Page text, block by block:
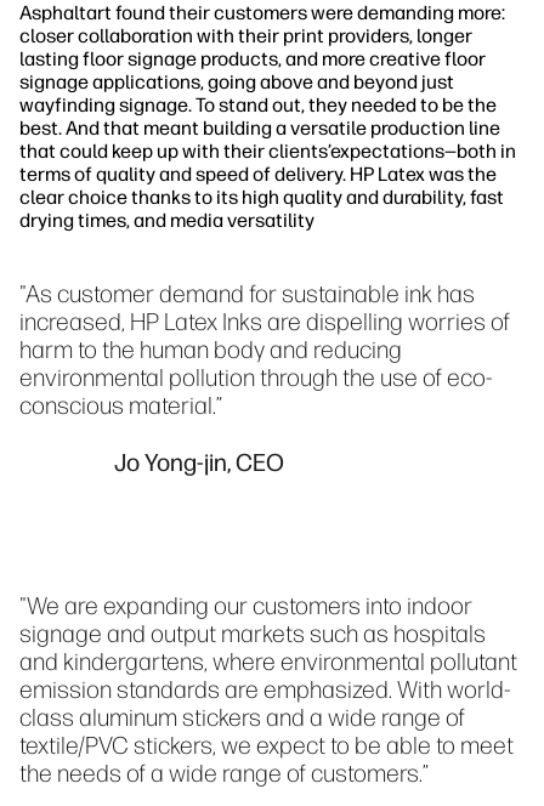
Asphaltart found their customers were demanding more:
closer collaboration with their print providers, longer
lasting floor signage products, and more creative floor
signage applications, going above and beyond just
wayfinding signage. To stand out, they needed to be the
best. And that meant building a versatile production line
that could keep up with their clients’expectations—both in
terms of quality and speed of delivery. HP Latex was the
clear choice thanks to its high quality and durability, fast
drying times, and media versatility
"As customer demand for sustainable ink has
increased, HP Latex Inks are dispelling worries of
harm to the human body and reducing
environmental pollution through the use of eco-
conscious material.”
Jo Yong-jin, CEO
"We are expanding our customers into indoor
signage and output markets such as hospitals
and kindergartens, where environmental pollutant
emission standards are emphasized. With world-
class aluminum stickers and a wide range of
textile/PVC stickers, we expect to be able to meet
the needs of a wide range of customers.”